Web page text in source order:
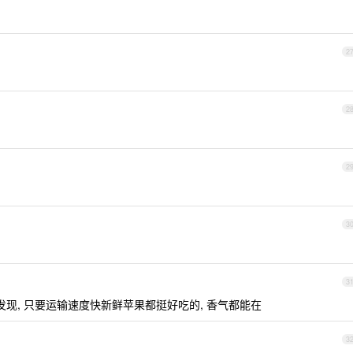
27
28
29
30
31
, 只要运输速度快新鲜苹果都挺好吃的, 香气都能在
32